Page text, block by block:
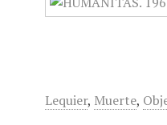
Lequier, Muerte,